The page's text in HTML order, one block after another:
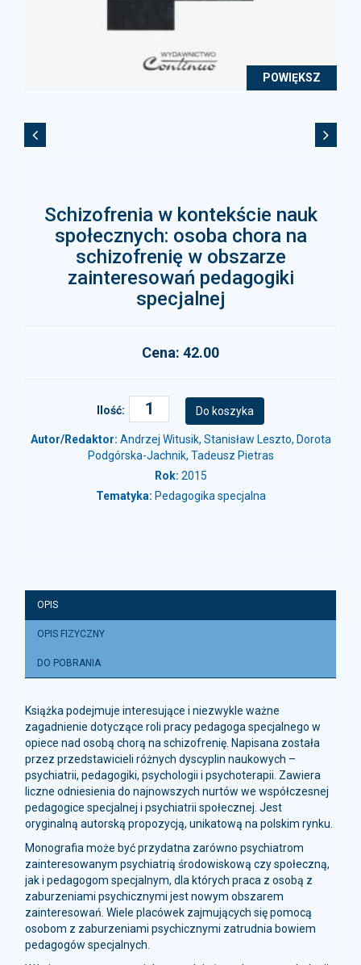
POWIĘKSZ
Schizofrenia w kontekście nauk
społecznych: osoba chora na
schizofrenię w obszarze
zainteresowań pedagogiki
specjalnej
Cena: 42.00
Ilość:
Autor/Redaktor: Andrzej Witusik, Stanisław Leszto, Dorota
Podgórska-Jachnik, Tadeusz Pietras
Rok: 2015
Tematyka: Pedagogika specjalna
OPIS
OPIS FIZYCZNY
DO POBRANIA
Książka podejmuje interesujące i niezwykle ważne
zagadnienie dotyczące roli pracy pedagoga specjalnego w
opiece nad osobą chorą na schizofrenię. Napisana została
przez przedstawicieli różnych dyscyplin naukowych –
psychiatrii, pedagogiki, psychologii i psychoterapii. Zawiera
liczne odniesienia do najnowszych nurtów we współczesnej
pedagogice specjalnej i psychiatrii społecznej. Jest
oryginalną autorską propozycją, unikatową na polskim rynku.
Monografia może być przydatna zarówno psychiatrom
zainteresowanym psychiatrią środowiskową czy społeczną,
jak i pedagogom specjalnym, dla których praca z osobą z
zaburzeniami psychicznymi jest nowym obszarem
zainteresowań. Wiele placówek zajmujących się pomocą
osobom z zaburzeniami psychicznymi zatrudnia bowiem
pedagogów specjalnych.